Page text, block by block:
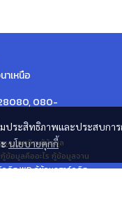
ประสิทธิภาพและประสบกา
นโยบายคุกกี้
าเหนือ
080-
มูลทุกชนิด กู้ข้อมูล
อมูลคืออะไร กู้ข้อมูลจาน
ดิส WD กู้ข้อมูลฮาร์ดดิส